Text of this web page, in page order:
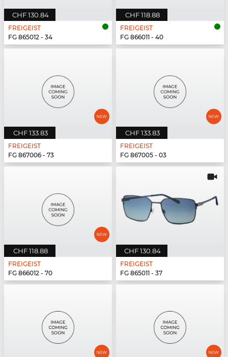
CHF 130.84
FREIGEIST
FG 865012 - 34
CHF 118.88
FREIGEIST
FG 866011 - 40
CHF 133.83
FREIGEIST
FG 867006 - 73
CHF 133.83
FREIGEIST
FG 867005 - 03
CHF 118.88
FREIGEIST
FG 866012 - 70
CHF 130.84
FREIGEIST
FG 865011 - 37